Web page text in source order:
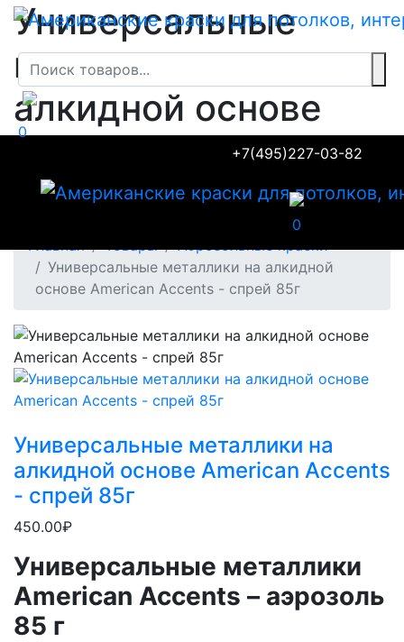
0
+7(495)227-03-82
0
Универсальные
металлики на
алкидной основе
American Accents -
спрей 85г
Главная Товары
Аэрозольные краски
Универсальные металлики на алкидной
основе American Accents - спрей 85г
Универсальные металлики на
алкидной основе American Accents
- спрей 85г
450.00₽
Универсальные металлики
American Accents – аэрозоль
85 г